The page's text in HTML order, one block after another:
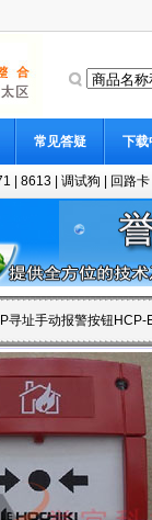
常见答疑 下载
8613 调试狗 回路卡
寻址手动报警按钮HCP-